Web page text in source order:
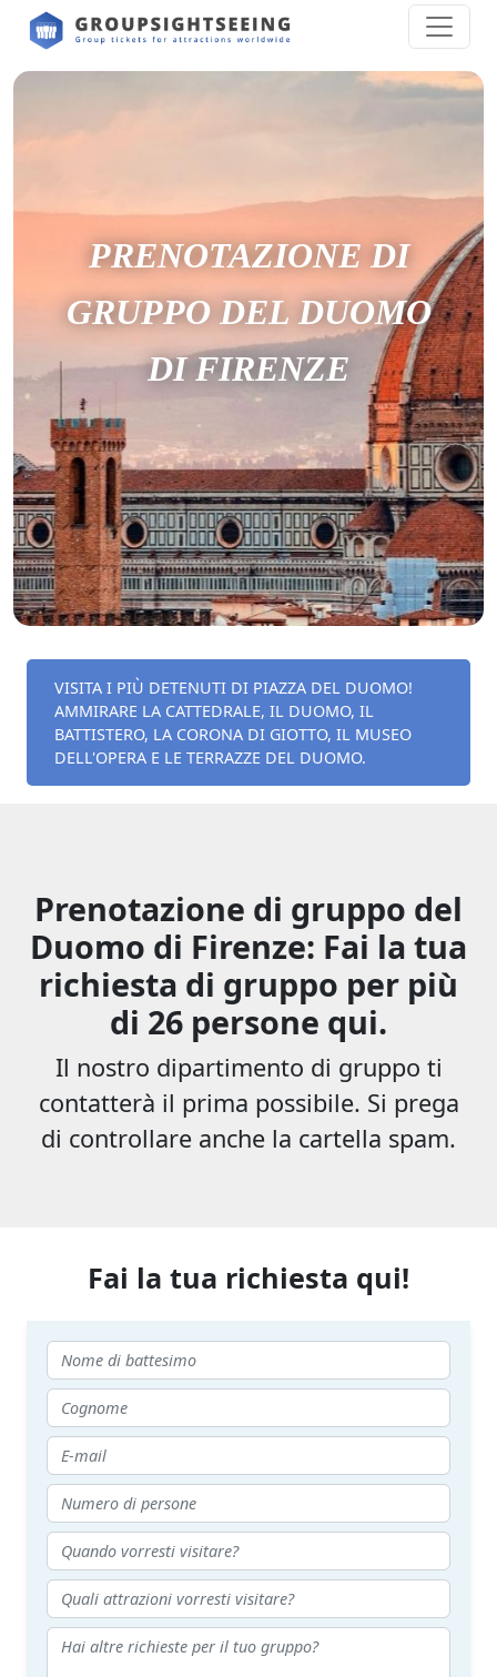
PRENOTAZIONE DI
GRUPPO DEL DUOMO
DI FIRENZE
VISITA I PIÙ DETENUTI DI PIAZZA DEL DUOMO!
AMMIRARE LA CATTEDRALE, IL DUOMO, IL
BATTISTERO, LA CORONA DI GIOTTO, IL MUSEO
DELL'OPERA E LE TERRAZZE DEL DUOMO.
Prenotazione di gruppo del
Duomo di Firenze: Fai la tua
richiesta di gruppo per più
di 26 persone qui.
Il nostro dipartimento di gruppo ti
contatterà il prima possibile. Si prega
di controllare anche la cartella spam.
Fai la tua richiesta qui!